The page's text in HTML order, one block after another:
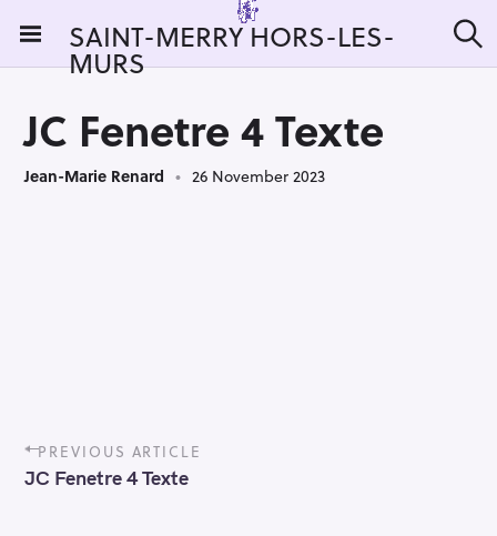
i
SAINT-MERRY HORS-LES-
MURS e
JC Fenetre 4 Texte
Jean-Marie Renard 26 November 2023
P
o
s
PREVIOUS ARTICLE
JC Fenetre 4 Texte